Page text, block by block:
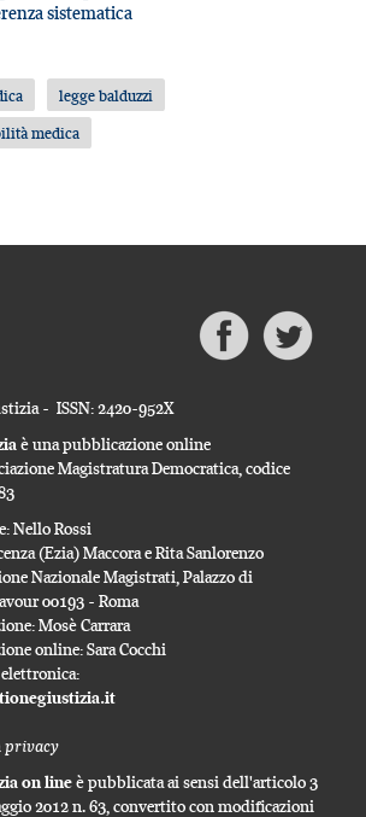
sistematica
legge balduzzi
medica
- ISSN: 2420-952X
è una pubblicazione online
Magistratura Democratica, codice
Nello Rossi
(Ezia) Maccora e Rita Sanlorenzo
Nazionale Magistrati, Palazzo di
00193 - Roma
Mosè Carrara
online: Sara Cocchi
privacy
on lineè pubblicata ai sensi dell'articolo 3
2012 n. 63, convertito con modificazioni